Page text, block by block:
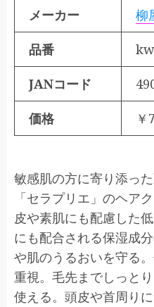
メーカー 柳
品番
JANコード
価格 ￥
敏感肌の方に寄り添っ
「セラプリエ」のヘア
皮や素肌にも配慮した
にも配合される保湿成
や肌のうるおいを守る
重視。毛先までしっと
使える。頭皮や首周り